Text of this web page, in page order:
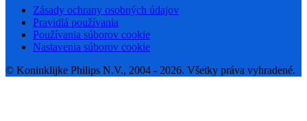
Zásady ochrany osobných údajov
Pravidlá používania
Používania súborov cookie
Nastavenia súborov cookie
© Koninklijke Philips N.V., 2004 - 2026. Všetky práva vyhradené.